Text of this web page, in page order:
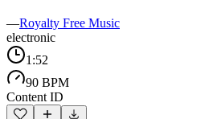
—Royalty Free Music
electronic
1:52
90 BPM
Content ID